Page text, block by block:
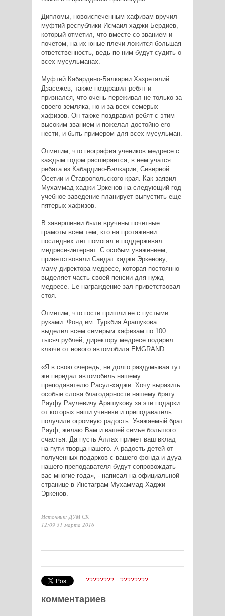
Дипломы, новоиспеченным хафизам вручил
муфтий республики Исмаил хаджи Бердиев,
который отметил, что вместе со званием и
почетом, на их юные плечи ложится большая
ответственность, ведь по ним будут судить о
всех мусульманах.
Муфтий Кабардино-Балкарии Хазреталий
Дзасежев, также поздравил ребят и
признался, что очень переживал не только за
своего земляка, но и за всех семерых
хафизов. Он также поздравил ребят с этим
высоким званием и пожелал достойно его
нести, и быть примером для всех мусульман.
Отметим, что география учеников медресе с
каждым годом расширяется, в нем учатся
ребята из Кабардино-Балкарии, Северной
Осетии и Ставропольского края. Как заявил
Мухаммад хаджи Эркенов на следующий год
учебное заведение планирует выпустить еще
пятерых хафизов.
В завершении были вручены почетные
грамоты всем тем, кто на протяжении
последних лет помогал и поддерживал
медресе-интернат. С особым уважением,
приветствовали Саидат хаджи Эркенову,
маму директора медресе, которая постоянно
выделяет часть своей пенсии для нужд
медресе. Ее награждение зал приветствовал
стоя.
Отметим, что гости пришли не с пустыми
руками. Фонд им. Туркбия Арашукова
выделил всем семерым хафизам по 100
тысяч рублей, директору медресе подарил
ключи от нового автомобиля EMGRAND.
«Я в свою очередь, не долго раздумывая тут
же передал автомобиль нашему
преподавателю Расул-хаджи. Хочу выразить
особые слова благодарности нашему брату
Рауфу Раулевичу Арашукову за эти подарки
от которых наши ученики и преподаватель
получили огромную радость. Уважаемый брат
Рауф, желаю Вам и вашей семье большого
счастья. Да пусть Аллах примет ваш вклад
на пути творца нашего. А радость детей от
полученных подарков с вашего фонда и дууа
нашего преподавателя будут сопровождать
вас многие года», - написал на официальной
странице в Инстаграм Мухаммад Хаджи
Эркенов.
Источник: ДУМ СК
12:09 31 марта 2016
???????? ????????
комментариев